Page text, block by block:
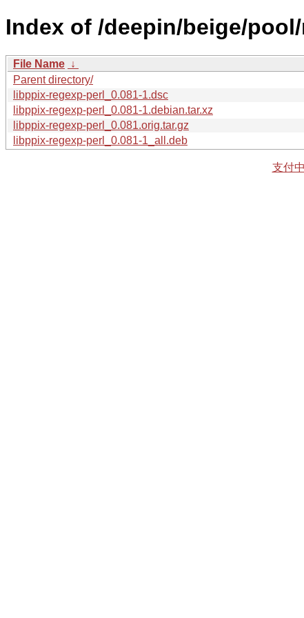
Index of /deepin/beige/
File Name ↓
Parent directory/
libppix-regexp-perl_0.081-1.dsc
libppix-regexp-perl_0.081-1.debian.tar.xz
libppix-regexp-perl_0.081.orig.tar.gz
libppix-regexp-perl_0.081-1_all.deb
支付